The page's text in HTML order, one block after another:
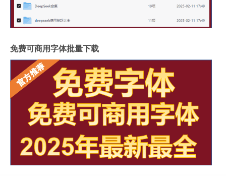
免费可商用字体批量下载